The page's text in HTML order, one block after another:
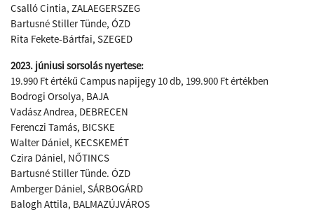
Csalló Cintia, ZALAEGERSZEG
Bartusné Stiller Tünde, ÓZD
Rita Fekete-Bártfai, SZEGED
2023. júniusi sorsolás nyertese:
19.990 Ft értékű Campus napijegy 10 db, 199.900 Ft értékben
Bodrogi Orsolya, BAJA
Vadász Andrea, DEBRECEN
Ferenczi Tamás, BICSKE
Walter Dániel, KECSKEMÉT
Czira Dániel, NŐTINCS
Bartusné Stiller Tünde. ÓZD
Amberger Dániel, SÁRBOGÁRD
Balogh Attila, BALMAZÚJVÁROS